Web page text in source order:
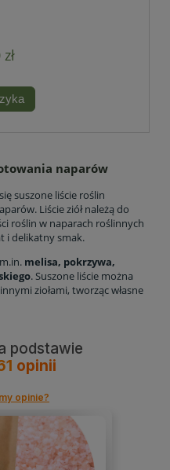
naparów
suszone liście roślin
Liście ziół należą do
roślin w naparach roślinnych
i delikatny smak.
melisa, pokrzywa,
. Suszone liście można
ziołami, tworząc własne
podstawie
opinii
opinie?